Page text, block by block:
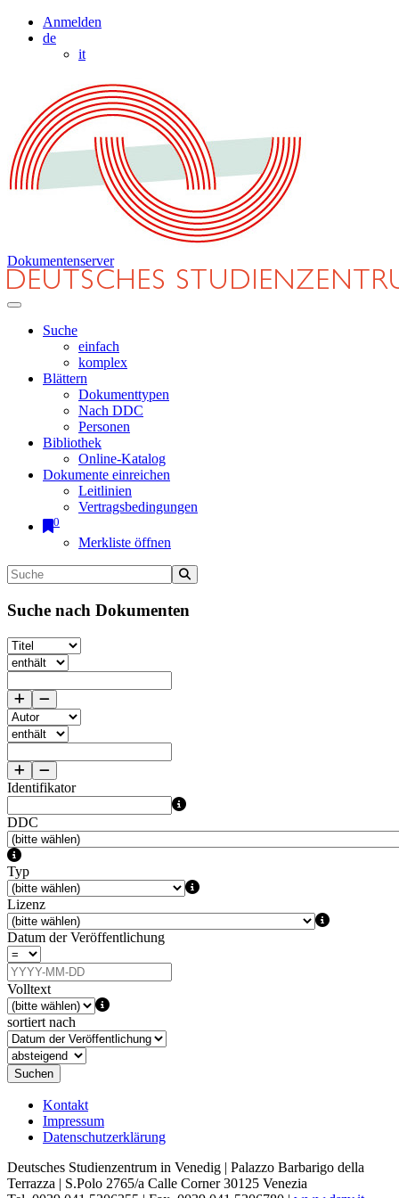
Anmelden
de
it
Dokumentenserver
Suche
einfach
komplex
Blättern
Dokumenttypen
Nach DDC
Personen
Bibliothek
Online-Katalog
Dokumente einreichen
Leitlinien
Vertragsbedingungen
0
Merkliste öffnen
Suche nach Dokumenten
Identifikator
DDC
Typ
Lizenz
Datum der Veröffentlichung
Volltext
sortiert nach
Suchen
Kontakt
Impressum
Datenschutzerklärung
Deutsches Studienzentrum in Venedig | Palazzo Barbarigo della
Terrazza | S.Polo 2765/a Calle Corner 30125 Venezia